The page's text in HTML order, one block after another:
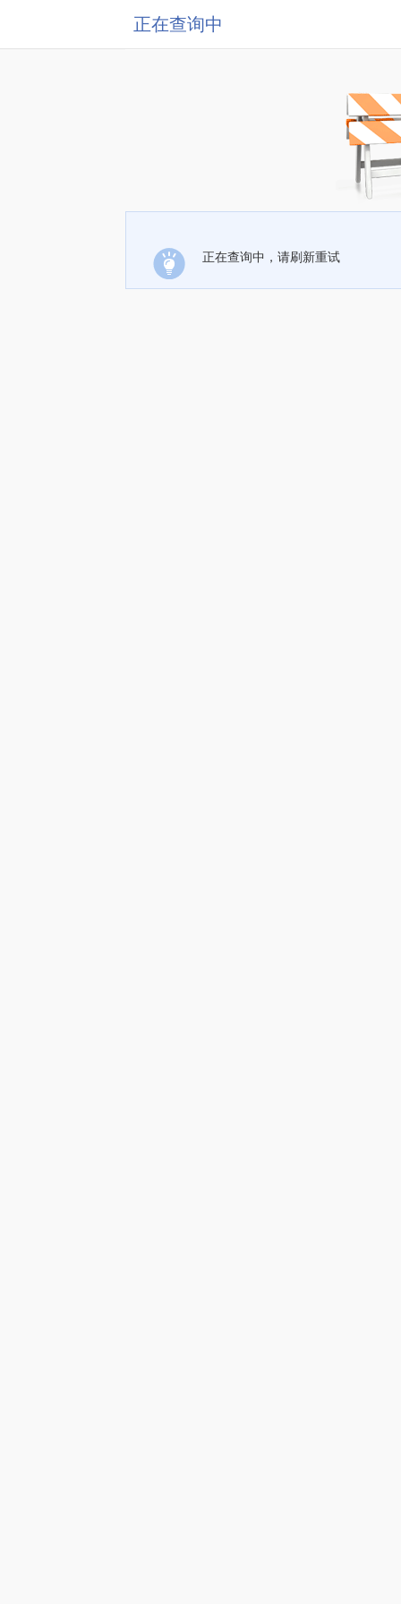
正在查询中
正在查询中，请刷新重试